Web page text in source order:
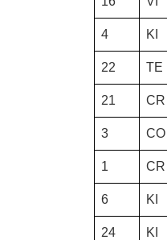
4 KI
22 TE
21 CR
3 CO
1 CR
6 KI
24 KI